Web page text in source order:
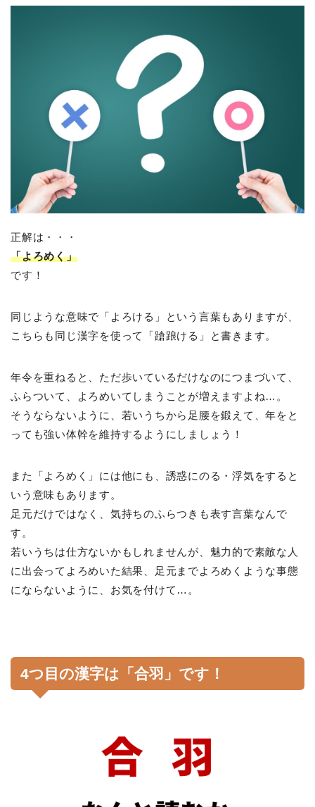
正解は・・・
「よろめく」
です！
同じような意味で「よろける」という言葉もありますが、
こちらも同じ漢字を使って「蹌踉ける」と書きます。
年令を重ねると、ただ歩いているだけなのにつまづいて、
ふらついて、よろめいてしまうことが増えますよね…。
そうならないように、若いうちから足腰を鍛えて、年をと
っても強い体幹を維持するようにしましょう！
また「よろめく」には他にも、誘惑にのる・浮気をすると
いう意味もあります。
足元だけではなく、気持ちのふらつきも表す言葉なんで
す。
若いうちは仕方ないかもしれませんが、魅力的で素敵な人
に出会ってよろめいた結果、足元までよろめくような事態
にならないように、お気を付けて…。
4つ目の漢字は「合羽」です！